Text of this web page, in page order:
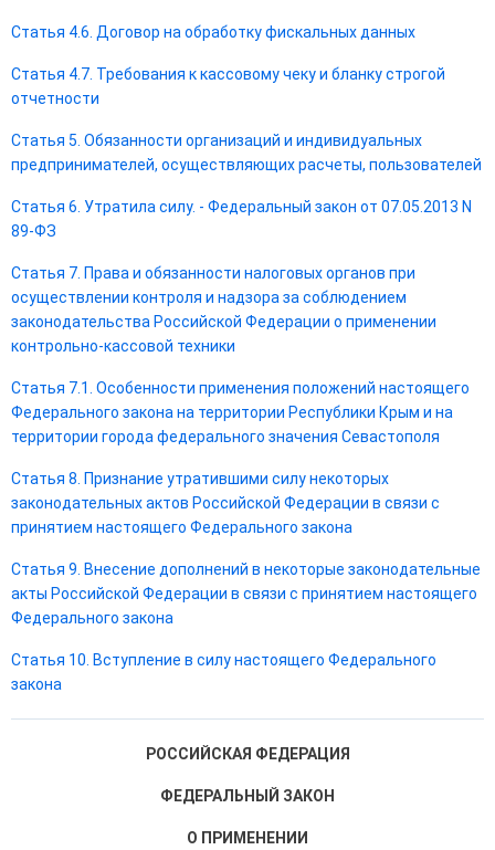
Статья 4.6. Договор на обработку фискальных данных
Статья 4.7. Требования к кассовому чеку и бланку строгой
отчетности
Статья 5. Обязанности организаций и индивидуальных
предпринимателей, осуществляющих расчеты, пользователей
Статья 6. Утратила силу. - Федеральный закон от 07.05.2013 N
89-ФЗ
Статья 7. Права и обязанности налоговых органов при
осуществлении контроля и надзора за соблюдением
законодательства Российской Федерации о применении
контрольно-кассовой техники
Статья 7.1. Особенности применения положений настоящего
Федерального закона на территории Республики Крым и на
территории города федерального значения Севастополя
Статья 8. Признание утратившими силу некоторых
законодательных актов Российской Федерации в связи с
принятием настоящего Федерального закона
Статья 9. Внесение дополнений в некоторые законодательные
акты Российской Федерации в связи с принятием настоящего
Федерального закона
Статья 10. Вступление в силу настоящего Федерального
закона
РОССИЙСКАЯ ФЕДЕРАЦИЯ
ФЕДЕРАЛЬНЫЙ ЗАКОН
О ПРИМЕНЕНИИ